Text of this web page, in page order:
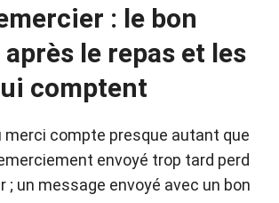
: le bon
le repas et les
comptent
merci compte presque autant que
envoyé trop tard perd
; un message envoyé avec un bon